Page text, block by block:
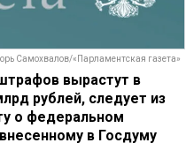
Самохвалов/«Парламентская газета»
вырастут в
рублей, следует из
о федеральном
в Госдуму